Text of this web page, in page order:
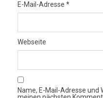
E-Mail-Adresse *
Webseite
Name, E-Mail-Adresse